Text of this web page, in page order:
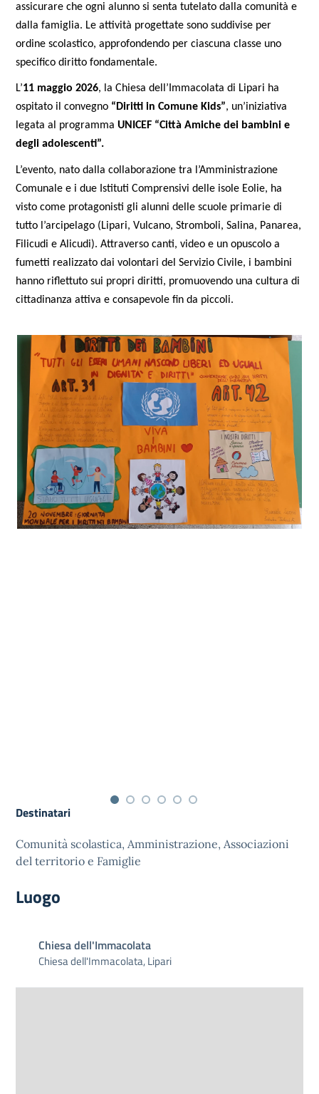
assicurare che ogni alunno si senta tutelato dalla comunità e
dalla famiglia. Le attività progettate sono suddivise per
ordine scolastico, approfondendo per ciascuna classe uno
specifico diritto fondamentale.
L’11 maggio 2026, la Chiesa dell’Immacolata di Lipari ha
ospitato il convegno “Diritti in Comune Kids”, un’iniziativa
legata al programma UNICEF “Città Amiche dei bambini e
degli adolescenti”.
L’evento, nato dalla collaborazione tra l’Amministrazione
Comunale e i due Istituti Comprensivi delle isole Eolie, ha
visto come protagonisti gli alunni delle scuole primarie di
tutto l’arcipelago (Lipari, Vulcano, Stromboli, Salina, Panarea,
Filicudi e Alicudi). Attraverso canti, video e un opuscolo a
fumetti realizzato dai volontari del Servizio Civile, i bambini
hanno riflettuto sui propri diritti, promuovendo una cultura di
cittadinanza attiva e consapevole fin da piccoli.
Destinatari
Comunità scolastica, Amministrazione, Associazioni
del territorio e Famiglie
Luogo
Chiesa dell'Immacolata
Chiesa dell'Immacolata, Lipari